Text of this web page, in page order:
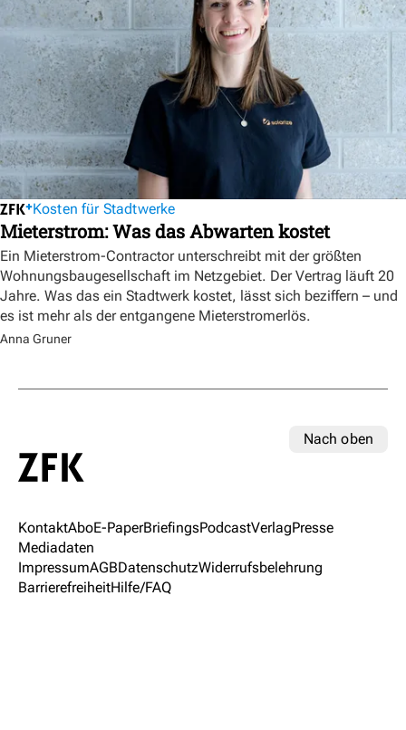
Kosten für Stadtwerke
Mieterstrom: Was das Abwarten kostet
Ein Mieterstrom-Contractor unterschreibt mit der größten
Wohnungsbaugesellschaft im Netzgebiet. Der Vertrag läuft 20
Jahre. Was das ein Stadtwerk kostet, lässt sich beziffern – und
es ist mehr als der entgangene Mieterstromerlös.
Anna Gruner
Nach oben
KontaktAboE-PaperBriefingsPodcastVerlagPresse
Mediadaten
ImpressumAGBDatenschutzWiderrufsbelehrung
BarrierefreiheitHilfe/FAQ